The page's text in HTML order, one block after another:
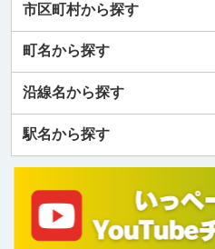
市区町村から探す
町名から探す
沿線名から探す
駅名から探す